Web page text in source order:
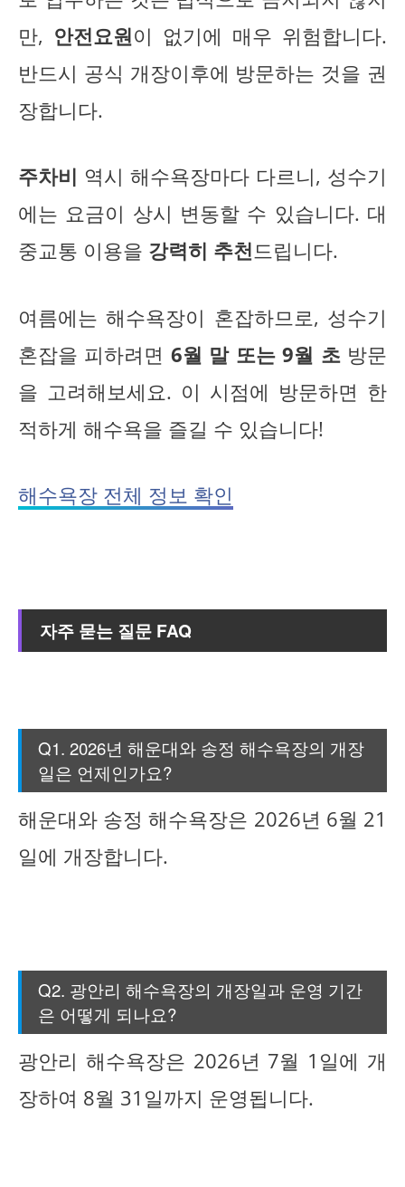
만, 안전요원이 없기에 매우 위험합니다.
반드시 공식 개장이후에 방문하는 것을 권
장합니다.
주차비 역시 해수욕장마다 다르니, 성수기
에는 요금이 상시 변동할 수 있습니다. 대
중교통 이용을 강력히 추천드립니다.
여름에는 해수욕장이 혼잡하므로, 성수기
혼잡을 피하려면 6월 말 또는 9월 초 방문
을 고려해보세요. 이 시점에 방문하면 한
적하게 해수욕을 즐길 수 있습니다!
해수욕장 전체 정보 확인
자주 묻는 질문 FAQ
Q1. 2026년 해운대와 송정 해수욕장의 개장
일은 언제인가요?
해운대와 송정 해수욕장은 2026년 6월 21
일에 개장합니다.
Q2. 광안리 해수욕장의 개장일과 운영 기간
은 어떻게 되나요?
광안리 해수욕장은 2026년 7월 1일에 개
장하여 8월 31일까지 운영됩니다.